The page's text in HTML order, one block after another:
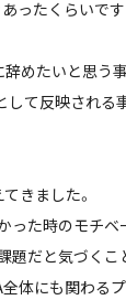
ったくらいです
辞めたいと思う
して反映される
きました。
った時のモチベ
題だと気づくこ
体にも関わる